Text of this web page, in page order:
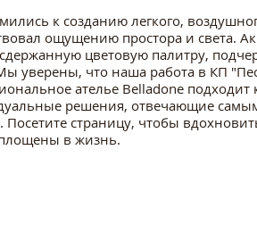
к созданию легкого,
ощущению простора и света.
цветовую палитру,
уверены, что наша работа в КП
ателье Belladone подходит
решения, отвечающие
Посетите страницу, чтобы
в жизнь.